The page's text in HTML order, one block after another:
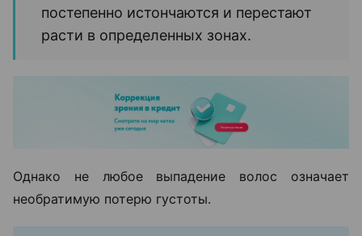
постепенно истончаются и перестают
расти в определенных зонах.
Однако не любое выпадение волос означает
необратимую потерю густоты.